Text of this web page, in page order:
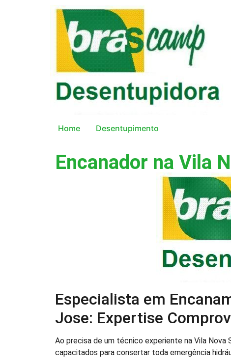
Home Desentupimento
Encanador na Vila
Especialista em
Jose: Expertise
Ao precisa de um técnico experiente na Vila
capacitados para consertar toda emergência